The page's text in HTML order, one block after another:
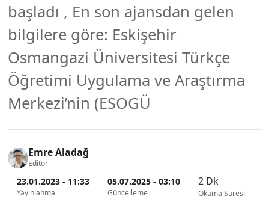
başladı , En son ajansdan gelen
bilgilere göre: Eskişehir
Osmangazi Üniversitesi Türkçe
Öğretimi Uygulama ve Araştırma
Merkezi’nin (ESOGÜ
Emre Aladağ
Editör
23.01.2023 - 11:33
Yayınlanma
05.07.2025 - 03:10
Güncelleme
2 Dk
Okuma Süresi